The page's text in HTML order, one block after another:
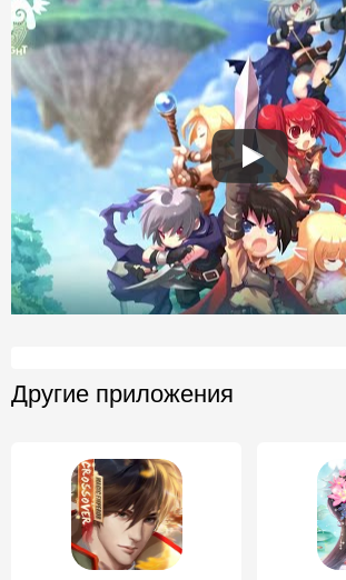
Другие приложения